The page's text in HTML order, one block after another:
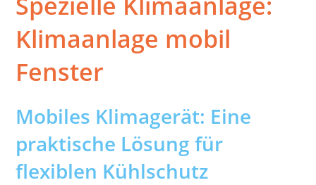
Klimaanlage mobil
Fenster
Mobiles Klimagerät: Eine
praktische Lösung für
flexiblen Kühlschutz